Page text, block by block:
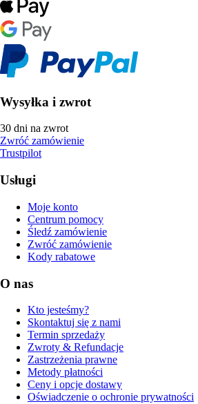
Wysyłka i zwrot
30 dni na zwrot
Zwróć zamówienie
Trustpilot
Usługi
Moje konto
Centrum pomocy
Śledź zamówienie
Zwróć zamówienie
Kody rabatowe
O nas
Kto jesteśmy?
Skontaktuj się z nami
Termin sprzedaży
Zwroty & Refundacje
Zastrzeżenia prawne
Metody płatności
Ceny i opcje dostawy
Oświadczenie o ochronie prywatności